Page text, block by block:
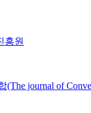
흥원
(The journal of